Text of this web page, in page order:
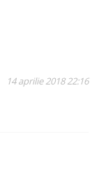
14 aprilie 2018 22:16